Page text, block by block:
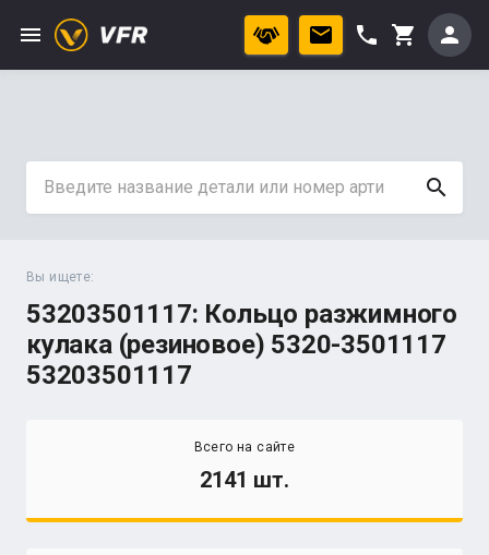
menu phone shopping_cart person
search
Вы ищете:
53203501117: Кольцо разжимного
кулака (резиновое) 5320-3501117
53203501117
Всего на сайте
2141 шт.